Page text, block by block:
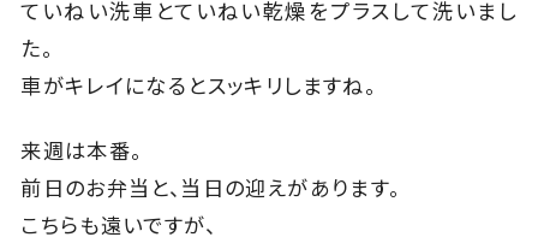
ていねい洗車とていねい乾燥をプラスして洗いまし
た。
車がキレイになるとスッキリしますね。
来週は本番。
前日のお弁当と、当日の迎えがあります。
こちらも遠いですが、